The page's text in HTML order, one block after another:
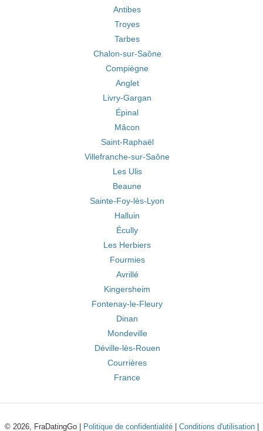
Antibes
Troyes
Tarbes
Chalon-sur-Saône
Compiègne
Anglet
Livry-Gargan
Épinal
Mâcon
Saint-Raphaël
Villefranche-sur-Saône
Les Ulis
Beaune
Sainte-Foy-lès-Lyon
Halluin
Écully
Les Herbiers
Fourmies
Avrillé
Kingersheim
Fontenay-le-Fleury
Dinan
Mondeville
Déville-lès-Rouen
Courrières
France
© 2026, FraDatingGo | Politique de confidentialité| Conditions d'utilisation|